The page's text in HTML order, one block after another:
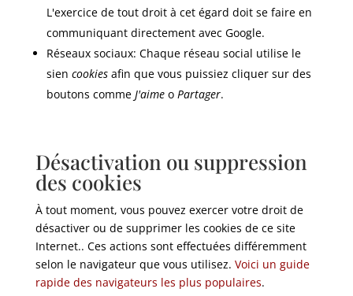
L'exercice de tout droit à cet égard doit se faire en
communiquant directement avec Google.
Réseaux sociaux: Chaque réseau social utilise le
sien cookiesafin que vous puissiez cliquer sur des
boutons comme J'aimeo Partager.
Désactivation ou suppression
des cookies
À tout moment, vous pouvez exercer votre droit de
désactiver ou de supprimer les cookies de ce site
Internet.. Ces actions sont effectuées différemment
selon le navigateur que vous utilisez. Voici un guide
rapide des navigateurs les plus populaires.